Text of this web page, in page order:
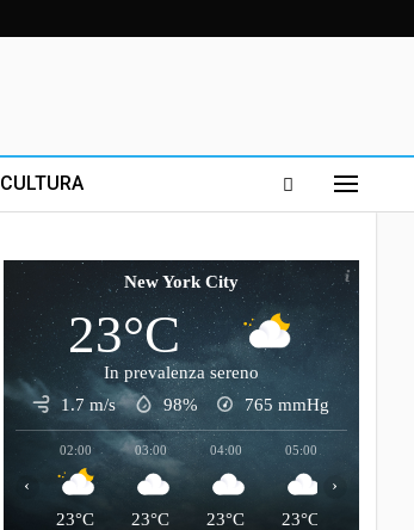
CULTURA
New York City
23°C
In prevalenza sereno
1.7 m/s
98% 765 mmHg
02:00
23°C
03:00
23°C
04:00
23°C
05:00
23°C
‹ ›